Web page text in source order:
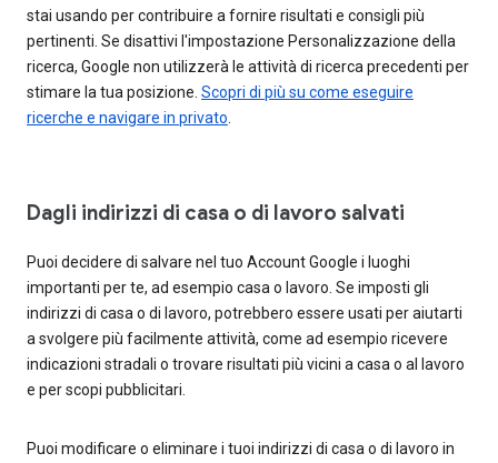
stai usando per contribuire a fornire risultati e consigli più
pertinenti. Se disattivi l'impostazione Personalizzazione della
ricerca, Google non utilizzerà le attività di ricerca precedenti per
stimare la tua posizione. Scopri di più su come eseguire
ricerche e navigare in privato
Dagli indirizzi di casa o di lavoro salvati
Puoi decidere di salvare nel tuo Account Google i luoghi
importanti per te, ad esempio casa o lavoro. Se imposti gli
indirizzi di casa o di lavoro, potrebbero essere usati per aiutarti
a svolgere più facilmente attività, come ad esempio ricevere
indicazioni stradali o trovare risultati più vicini a casa o al lavoro
e per scopi pubblicitari.
Puoi modificare o eliminare i tuoi indirizzi di casa o di lavoro in